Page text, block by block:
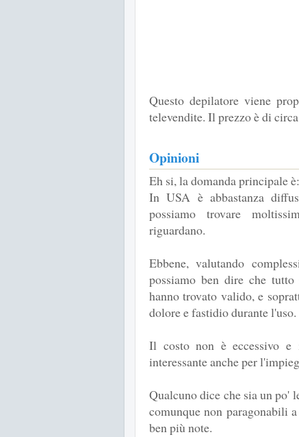
Questo depilatore viene
televendite. Il prezzo è di
Opinioni
Eh si, la domanda principale
In USA è abbastanza
possiamo trovare
riguardano.
Ebbene, valutando
possiamo ben dire che
hanno trovato valido, e
dolore e fastidio durante l'uso.
Il costo non è eccessivo
interessante anche per
Qualcuno dice che sia un po'
comunque non paragonabili
ben più note.